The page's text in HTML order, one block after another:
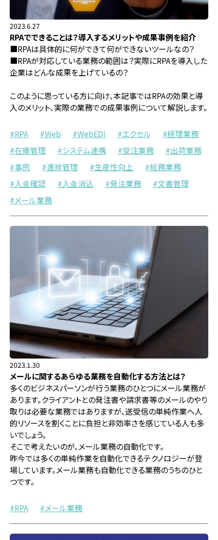
2023.6.27
RPAでできることは？導入するメリットや成果事例を紹介
■RPAは具体的に何ができて何ができないツールなの？
■RPAが対応している業務の範囲は？実際にRPAを導入した
企業はどんな成果を上げているの？
このように思っている方に向け、本記事ではRPAの効果と導
入のメリット、実際の業務での成果事例について解説します。
RPA Web WebEDI エクセル
経理業務
在庫管理
システム連携 受注業務
出荷業務
事例
進捗管理 生産性向上
総務業務
入金確認
入金消込 発注業務
文書管理
メール業務
2023.1.30
メールに関するあらゆる業務を自動化する方法とは？
多くのビジネスパーソンが行う業務のひとつにメール業務が
あります。クライアントとの発注書や請求書等のメールのやり
取りは必要な業務ではありますが、送受信の単純作業へ人
的リソースを割くことに負担と非効率さを感じている人も多
いでしょう。
そこで考えたいのが、メール業務の自動化です。
昨今では多くの単純作業を自動化できるテクノロジーが登
場しています。メール業務も自動化できる業務のうちのひと
つです。
RPA メール業務